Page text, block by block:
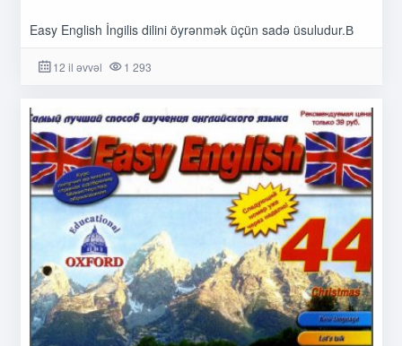
Easy English İngilis dilini öyrənmək üçün sadə üsuludur.В
12 il əvvəl 1 293